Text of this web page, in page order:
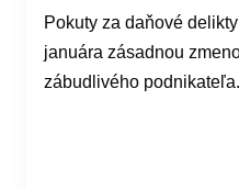
Pokuty za daňové
januára zásadnou
zábudlivého